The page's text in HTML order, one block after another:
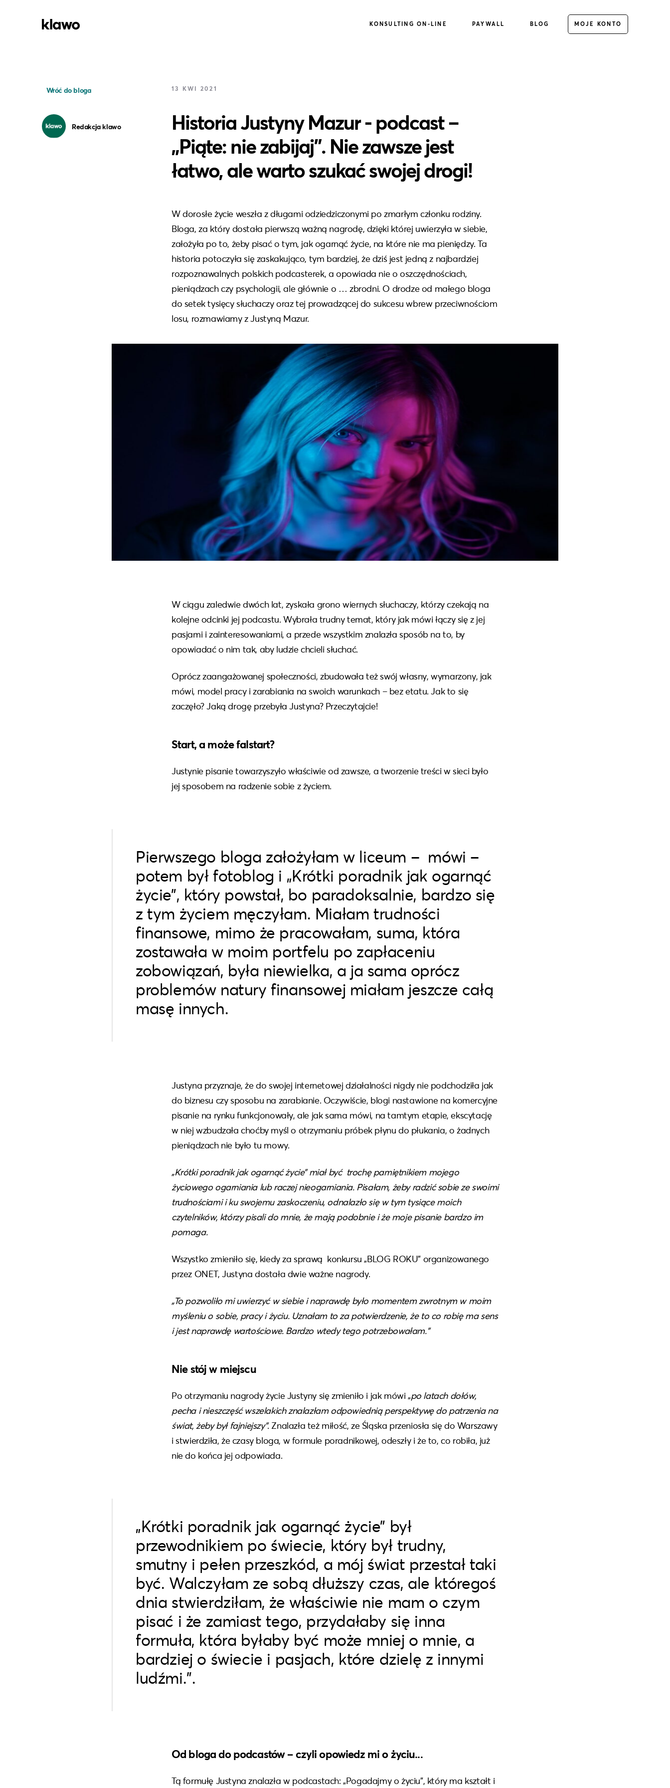
KONSULTING ON-LINE PAYWALL BLOG MOJE KONTO
Wróć do bloga
Redakcja klawo
13 KWI 2021
Historia Justyny Mazur - podcast –
„Piąte: nie zabijaj”. Nie zawsze jest
łatwo, ale warto szukać swojej drogi!
W dorosłe życie weszła z długami odziedziczonymi po zmarłym członku rodziny.
Bloga, za który dostała pierwszą ważną nagrodę, dzięki której uwierzyła w siebie,
założyła po to, żeby pisać o tym, jak ogarnąć życie, na które nie ma pieniędzy. Ta
historia potoczyła się zaskakująco, tym bardziej, że dziś jest jedną z najbardziej
rozpoznawalnych polskich podcasterek, a opowiada nie o oszczędnościach,
pieniądzach czy psychologii, ale głównie o … zbrodni. O drodze od małego bloga
do setek tysięcy słuchaczy oraz tej prowadzącej do sukcesu wbrew przeciwnościom
losu, rozmawiamy z Justyną Mazur.
W ciągu zaledwie dwóch lat, zyskała grono wiernych słuchaczy, którzy czekają na
kolejne odcinki jej podcastu. Wybrała trudny temat, który jak mówi łączy się z jej
pasjami i zainteresowaniami, a przede wszystkim znalazła sposób na to, by
opowiadać o nim tak, aby ludzie chcieli słuchać.
Oprócz zaangażowanej społeczności, zbudowała też swój własny, wymarzony, jak
mówi, model pracy i zarabiania na swoich warunkach – bez etatu. Jak to się
zaczęło? Jaką drogę przebyła Justyna? Przeczytajcie!
Start, a może falstart?
Justynie pisanie towarzyszyło właściwie od zawsze, a tworzenie treści w sieci było
jej sposobem na radzenie sobie z życiem.
Pierwszego bloga założyłam w liceum – mówi –
potem był fotoblog i „Krótki poradnik jak ogarnąć
życie”, który powstał, bo paradoksalnie, bardzo się
z tym życiem męczyłam. Miałam trudności
finansowe, mimo że pracowałam, suma, która
zostawała w moim portfelu po zapłaceniu
zobowiązań, była niewielka, a ja sama oprócz
problemów natury finansowej miałam jeszcze całą
masę innych.
Justyna przyznaje, że do swojej internetowej działalności nigdy nie podchodziła jak
do biznesu czy sposobu na zarabianie. Oczywiście, blogi nastawione na komercyjne
pisanie na rynku funkcjonowały, ale jak sama mówi, na tamtym etapie, ekscytację
w niej wzbudzała choćby myśl o otrzymaniu próbek płynu do płukania, o żadnych
pieniądzach nie było tu mowy.
„Krótki poradnik jak ogarnąć życie” miał być trochę pamiętnikiem mojego
życiowego ogarniania lub raczej nieogarniania. Pisałam, żeby radzić sobie ze swoimi
trudnościami i ku swojemu zaskoczeniu, odnalazło się w tym tysiące moich
czytelników, którzy pisali do mnie, że mają podobnie i że moje pisanie bardzo im
pomaga.
Wszystko zmieniło się, kiedy za sprawą konkursu „BLOG ROKU” organizowanego
przez ONET, Justyna dostała dwie ważne nagrody.
„To pozwoliło mi uwierzyć w siebie i naprawdę było momentem zwrotnym w moim
myśleniu o sobie, pracy i życiu. Uznałam to za potwierdzenie, że to co robię ma sens
i jest naprawdę wartościowe. Bardzo wtedy tego potrzebowałam.”
Nie stój w miejscu
Po otrzymaniu nagrody życie Justyny się zmieniło i jak mówi „po latach dołów,
pecha i nieszczęść wszelakich znalazłam odpowiednią perspektywę do patrzenia na
świat, żeby był fajniejszy”. Znalazła też miłość, ze Śląska przeniosła się do Warszawy
i stwierdziła, że czasy bloga, w formule poradnikowej, odeszły i że to, co robiła, już
nie do końca jej odpowiada.
„Krótki poradnik jak ogarnąć życie” był
przewodnikiem po świecie, który był trudny,
smutny i pełen przeszkód, a mój świat przestał taki
być. Walczyłam ze sobą dłuższy czas, ale któregoś
dnia stwierdziłam, że właściwie nie mam o czym
pisać i że zamiast tego, przydałaby się inna
formuła, która byłaby być może mniej o mnie, a
bardziej o świecie i pasjach, które dzielę z innymi
ludźmi.”.
Od bloga do podcastów – czyli opowiedz mi o życiu...
Tą formułę Justyna znalazła w podcastach: „Pogadajmy o życiu”, który ma kształt i